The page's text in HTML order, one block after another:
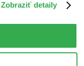
Zobraziť detaily